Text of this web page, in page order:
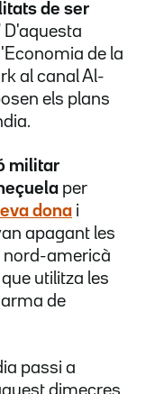
de ser
D'aquesta
de la
al canal Al-
els plans
militar
per
dona i
apagant les
nord-americà
utilitza les
de
passi a
dimecres